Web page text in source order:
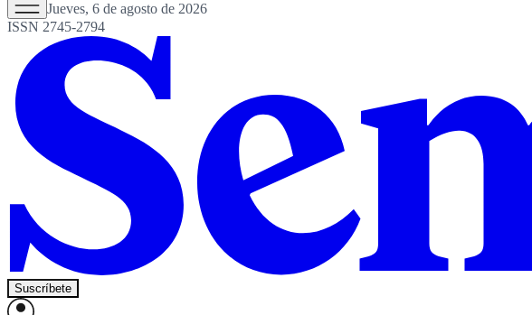
Jueves, 6 de agosto de 2026
ISSN 2745-2794
Suscríbete